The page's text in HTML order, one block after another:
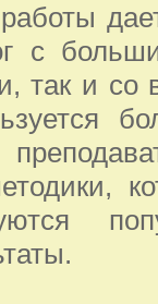
с
так и со